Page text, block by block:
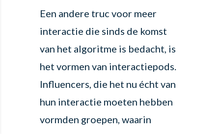
Een andere truc voor meer
interactie die sinds de komst
van het algoritme is bedacht, is
het vormen van interactiepods.
Influencers, die het nu écht van
hun interactie moeten hebben
vormden groepen, waarin